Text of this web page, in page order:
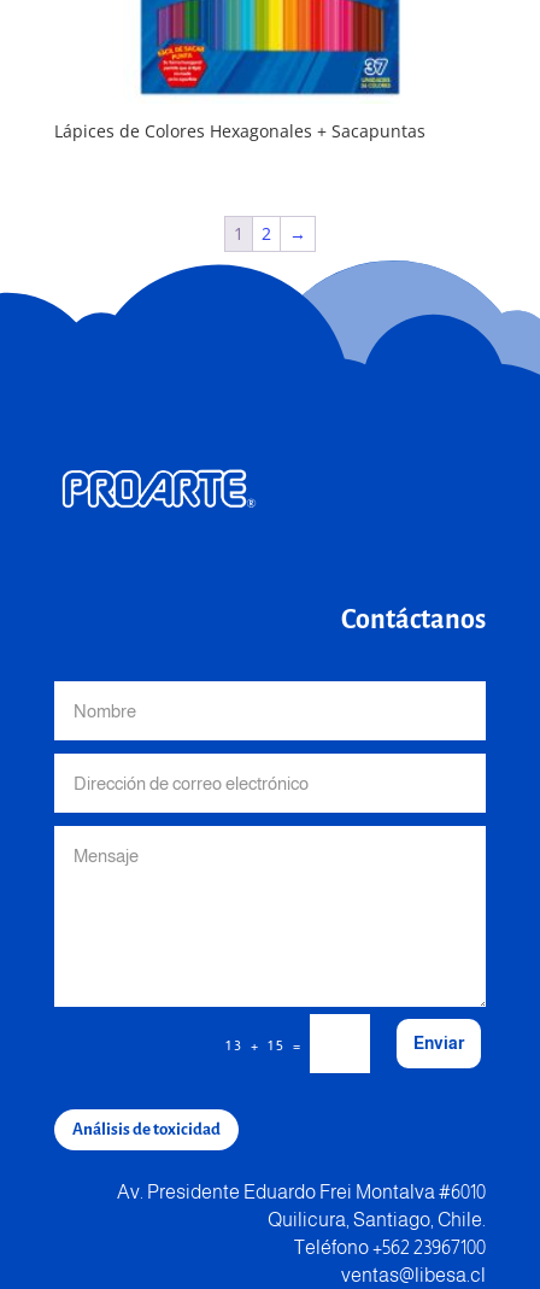
Lápices de Colores Hexagonales + Sacapuntas
1 2 →
Contáctanos
13 + 15 = Enviar
Análisis de toxicidad
Av. Presidente Eduardo Frei Montalva #6010
Quilicura, Santiago, Chile.
Teléfono +562 23967100
ventas@libesa.cl